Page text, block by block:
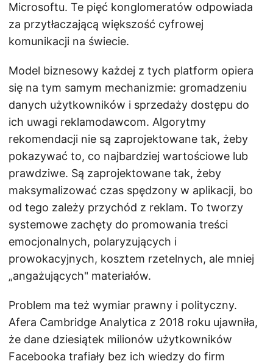
Microsoftu. Te pięć konglomeratów odpowiada
za przytłaczającą większość cyfrowej
komunikacji na świecie.
Model biznesowy każdej z tych platform opiera
się na tym samym mechanizmie: gromadzeniu
danych użytkowników i sprzedaży dostępu do
ich uwagi reklamodawcom. Algorytmy
rekomendacji nie są zaprojektowane tak, żeby
pokazywać to, co najbardziej wartościowe lub
prawdziwe. Są zaprojektowane tak, żeby
maksymalizować czas spędzony w aplikacji, bo
od tego zależy przychód z reklam. To tworzy
systemowe zachęty do promowania treści
emocjonalnych, polaryzujących i
prowokacyjnych, kosztem rzetelnych, ale mniej
„angażujących" materiałów.
Problem ma też wymiar prawny i polityczny.
Afera Cambridge Analytica z 2018 roku ujawniła,
że dane dziesiątek milionów użytkowników
Facebooka trafiały bez ich wiedzy do firm